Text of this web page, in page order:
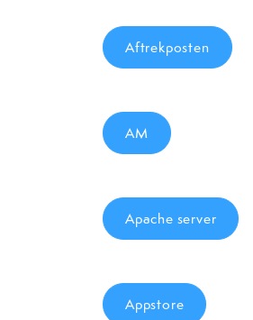
Aftrekposten
AM
Apache server
Appstore